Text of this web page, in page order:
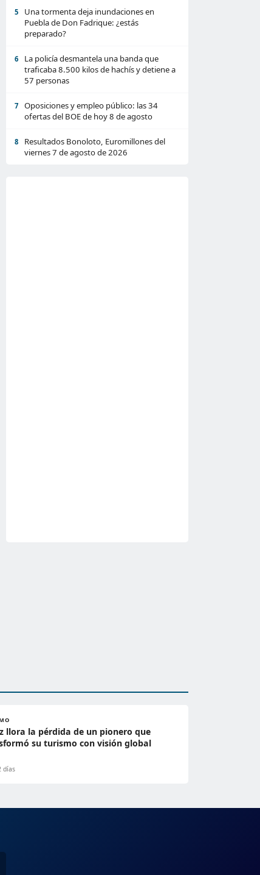
5
Una tormenta deja inundaciones en
Puebla de Don Fadrique: ¿estás
preparado?
6
La policía desmantela una banda que
traficaba 8.500 kilos de hachís y detiene a
57 personas
7
Oposiciones y empleo público: las 34
ofertas del BOE de hoy 8 de agosto
8
Resultados Bonoloto, Euromillones del
viernes 7 de agosto de 2026
llora la pérdida de un pionero que
su turismo con visión global
días